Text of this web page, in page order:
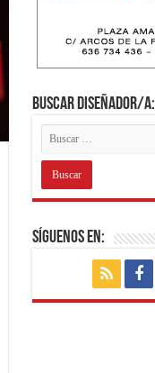
Buscar diseñador/a:
Síguenos en: